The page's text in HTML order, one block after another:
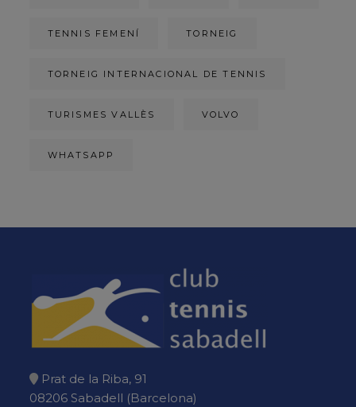
TENNIS FEMENÍ TORNEIG
TORNEIG INTERNACIONAL DE TENNIS
TURISMES VALLÈS VOLVO
WHATSAPP
Prat de la Riba, 91
08206 Sabadell (Barcelona)